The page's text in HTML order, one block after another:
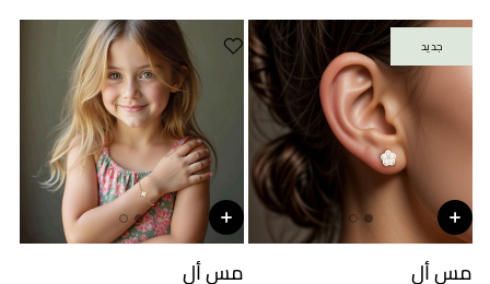
جديد
جديد
مس أل مس أل